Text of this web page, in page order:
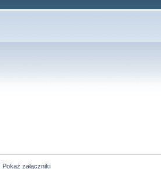
Pokaż załączniki